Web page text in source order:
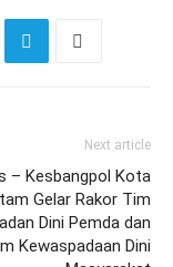
Next article
– Kesbangpol Kota
Gelar Rakor Tim
Dini Pemda dan
Kewaspadaan Dini